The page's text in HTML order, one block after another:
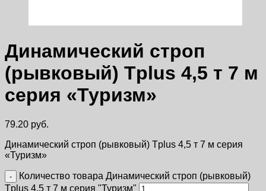
Динамический строп
(рывковый) Tplus 4,5 т 7 м
серия «Туризм»
79.20 руб.
Динамический строп (рывковый) Tplus 4,5 т 7 м серия
«Туризм»
Количество товара Динамический строп (рывковый)
Tplus 4,5 т 7 м серия "Туризм"